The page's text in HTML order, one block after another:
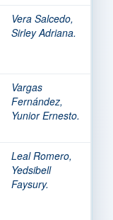
Vera Salcedo,
Sirley Adriana.
Vargas
Fernández,
Yunior Ernesto.
Leal Romero,
Yedsibell
Faysury.